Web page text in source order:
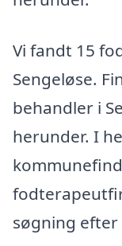
Vi fandt 15
Sengeløse.
behandler i
herunder. I
søgning